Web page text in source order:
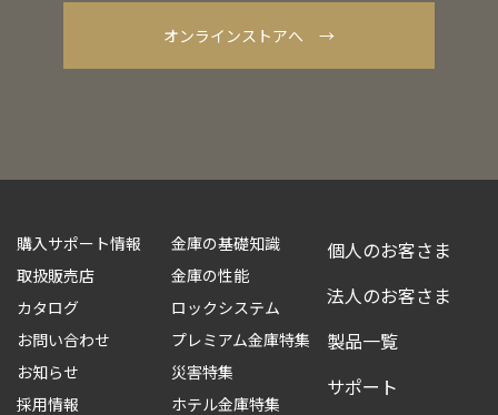
オンラインストアへ →
購入サポート情報
取扱販売店
カタログ
お問い合わせ
お知らせ
採用情報
金庫の基礎知識
金庫の性能
ロックシステム
プレミアム金庫特集
災害特集
ホテル金庫特集
個人のお客さま
法人のお客さま
製品一覧
サポート